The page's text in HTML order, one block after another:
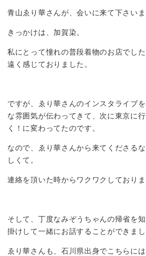
青山ゑり華さんが、会いに来て下さいま
きっかけは、加賀染。
私にとって憧れの普段着物のお店でし
遠く感じておりました。
ですが、ゑり華さんのインスタライブ
な雰囲気が伝わってきて、次に東京に
く！に変わってたのです。
なので、ゑり華さんから来てくださる
しくて。
連絡を頂いた時からワクワクしておりま
そして、丁度なみぞうちゃんの帰省を
掛けして一緒にお話することができまし
ゑり華さんも、石川県出身でこちらに